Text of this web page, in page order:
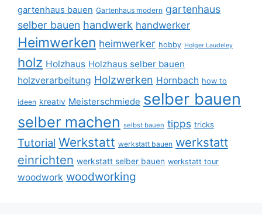
gartenhaus bauen Gartenhaus modern gartenhaus
selber bauen handwerk handwerker
Heimwerken heimwerker hobby Holger Laudeley
holz Holzhaus Holzhaus selber bauen
holzverarbeitung Holzwerken Hornbach how to
ideen kreativ Meisterschmiede selber bauen
selber machen selbst bauen tipps tricks
Tutorial Werkstatt werkstatt bauen werkstatt
einrichten werkstatt selber bauen werkstatt tour
woodwork woodworking